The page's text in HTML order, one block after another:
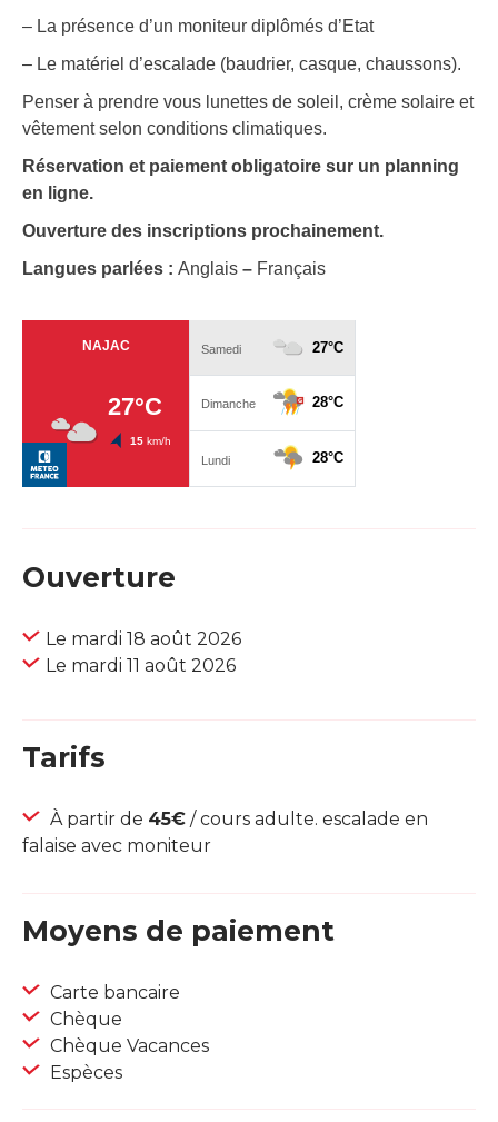
– La présence d’un moniteur diplômés d’Etat
– Le matériel d’escalade (baudrier, casque, chaussons).
Penser à prendre vous lunettes de soleil, crème solaire et
vêtement selon conditions climatiques.
Réservation et paiement obligatoire sur un planning
en ligne.
Ouverture des inscriptions prochainement.
Langues parlées : Anglais – Français
Ouverture
Le mardi 18 août 2026
Le mardi 11 août 2026
Tarifs
À partir de 45€ / cours adulte. escalade en
falaise avec moniteur
Moyens de paiement
Carte bancaire
Chèque
Chèque Vacances
Espèces